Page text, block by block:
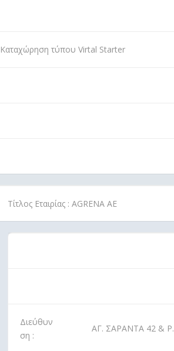
Καταχώρηση τύπου Virtal Starter
Τίτλος Εταιρίας : AGRENA ΑΕ
Διεύθυν
ση :
ΑΓ. ΣΑΡΑΝΤΑ 42 &